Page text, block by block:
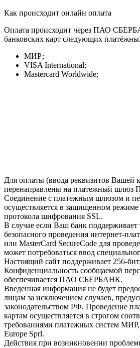
Как происходит онлайн оплата
Оплата происходит через ПАО
банковских карт следующих
МИР;
VISA International;
Mastercard Worldwide;
Для оплаты (ввода реквизитов Вашей
перенаправлены на платежный
Соединение с платежным шлюзом и
осуществляется в защищенном режиме
протокола шифрования SSL.
В случае если Ваш банк
безопасного проведения интернет-
или MasterCard SecureCode для
может потребоваться ввод
Настоящий сайт поддерживает 256-
Конфиденциальность сообщаемой
обеспечивается ПАО СБЕРБАНК.
Введенная информация не будет
лицам за исключением случаев,
законодательством РФ. Проведение
картам осуществляется в строгом
требованиями платежных систем
Europe Sprl.
Действия при возникновении